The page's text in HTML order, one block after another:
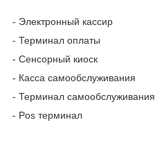
- Электронный кассир
- Терминал оплаты
- Сенсорный киоск
- Касса самообслуживания
- Терминал самообслуживания
- Pos терминал